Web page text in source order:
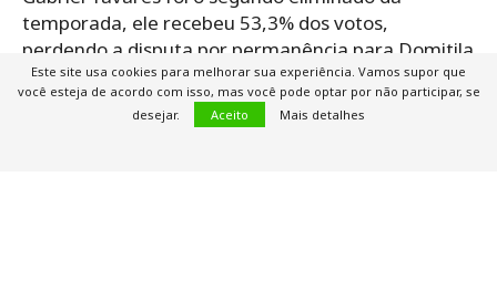
temporada, ele recebeu 53,3% dos votos,
perdendo a disputa por permanência para Domitila
Barros, que ficou com 46,09%, e Cezar, que somou
apenas 0,61% de rejeição no ranking de
porcentagem BBB 23.
Este site usa cookies para melhorar sua experiência. Vamos supor que
você esteja de acordo com isso, mas você pode optar por não participar, se
desejar.
Aceito Mais detalhes